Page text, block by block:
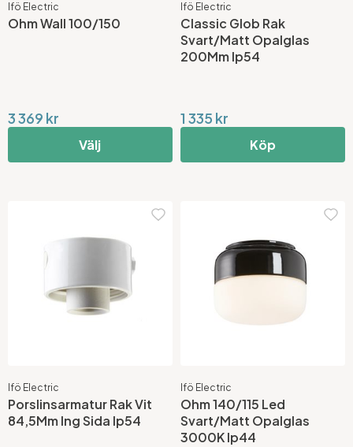
Ifö Electric
Ohm Wall 100/150
3 369 kr
Välj
Ifö Electric
Classic Glob Rak
Svart/Matt Opalglas
200Mm Ip54
1 335 kr
Köp
Ifö Electric
Porslinsarmatur Rak Vit
84,5Mm Ing Sida Ip54
Ifö Electric
Ohm 140/115 Led
Svart/Matt Opalglas
3000K Ip44